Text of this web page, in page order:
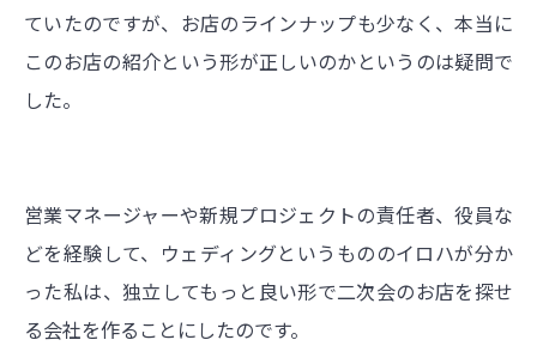
ていたのですが、お店のラインナップも少なく、本当に
このお店の紹介という形が正しいのかというのは疑問で
した。
営業マネージャーや新規プロジェクトの責任者、役員な
どを経験して、ウェディングというもののイロハが分か
った私は、独立してもっと良い形で二次会のお店を探せ
る会社を作ることにしたのです。